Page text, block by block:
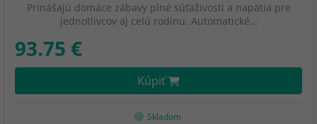
Prinášajú domáce zábavy plné súťaživosti a napätia pre
jednotlivcov aj celú rodinu. Automatické…
93.75 €
Kúpiť
Skladom